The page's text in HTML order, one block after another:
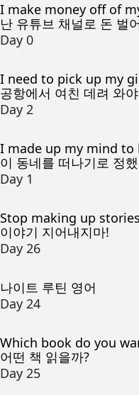
I make money off of
난 유튜브 채널로 돈 벌
Day 0
I need to pick up my
공항에서 여친 데려 와
Day 2
I made up my mind to
이 동네를 떠나기로 정
Day 1
Stop making up
이야기 지어내지마!
Day 26
나이트 루틴 영어
Day 24
Which book do you
어떤 책 읽을까?
Day 25